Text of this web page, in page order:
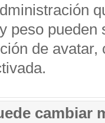
peso
de
cambiar